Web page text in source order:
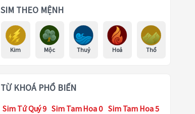
SIM THEO MỆNH
Kim Mộc Thuỷ Hoả Thổ
TỪ KHOÁ PHỔ BIẾN
Sim Tứ Quý 9 Sim Tam Hoa 0 Sim Tam Hoa 5